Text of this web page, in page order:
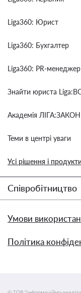
Liga360: Юрист
Liga360: Бухгалтер
Liga360: PR-менеджер
Знайти юриста
Академія ЛІГА:ЗАКОН
Теми в центрі уваги
Усі рішення і
Співробітництво
Умови
Політика